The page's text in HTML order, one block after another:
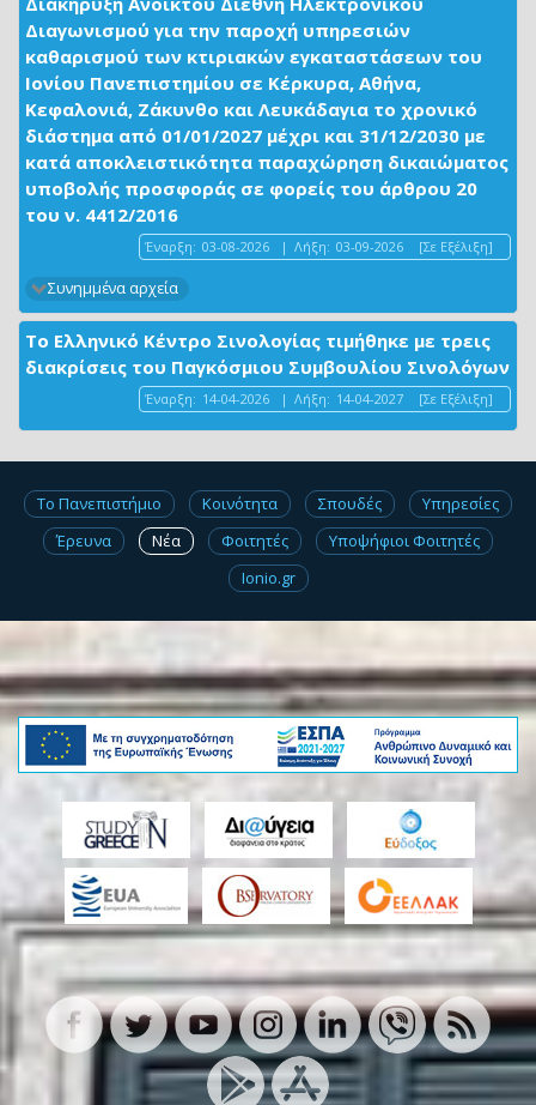
Διαγωνισμού για την παροχή υπηρεσιών
καθαρισμού των κτιριακών εγκαταστάσεων του
Ιονίου Πανεπιστημίου σε Κέρκυρα, Αθήνα,
Κεφαλονιά, Ζάκυνθο και Λευκάδαγια το χρονικό
διάστημα από 01/01/2027 μέχρι και 31/12/2030 με
κατά αποκλειστικότητα παραχώρηση δικαιώματος
υποβολής προσφοράς σε φορείς του άρθρου 20
του ν. 4412/2016
Έναρξη: 03-08-2026 | Λήξη: 03-09-2026 [Σε Εξέλιξη]
Συνημμένα αρχεία
Το Ελληνικό Κέντρο Σινολογίας τιμήθηκε με τρεις
διακρίσεις του Παγκόσμιου Συμβουλίου Σινολόγων
Έναρξη: 14-04-2026 | Λήξη: 14-04-2027 [Σε Εξέλιξη]
Το Πανεπιστήμιο Κοινότητα Σπουδές
Υπηρεσίες
Έρευνα
Νέα Φοιτητές
Υποψήφιοι Φοιτητές
Ionio.gr